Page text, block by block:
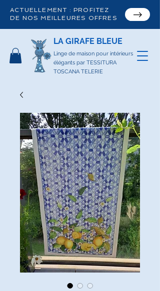
ACTUELLEMENT : PROFITEZ
DE NOS MEILLEURES OFFRES
LA GIRAFE BLEUE
Linge de maison pour intérieurs
élégants par TESSITURA
TOSCANA TELERIE